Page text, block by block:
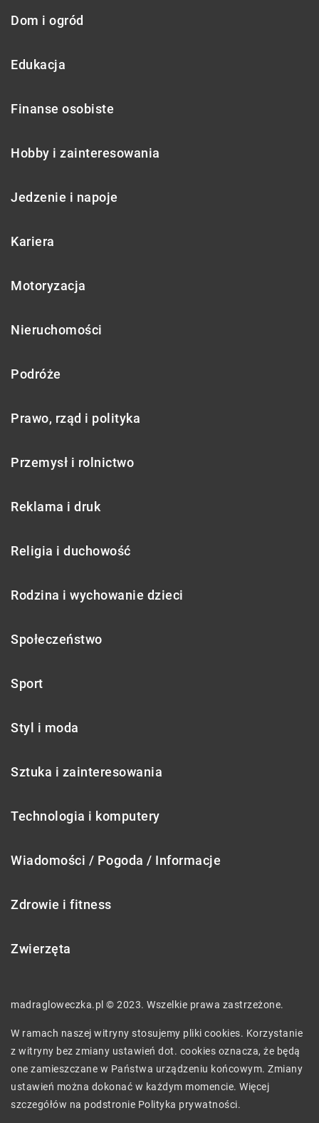
Dom i ogród
Edukacja
Finanse osobiste
Hobby i zainteresowania
Jedzenie i napoje
Kariera
Motoryzacja
Nieruchomości
Podróże
Prawo, rząd i polityka
Przemysł i rolnictwo
Reklama i druk
Religia i duchowość
Rodzina i wychowanie dzieci
Społeczeństwo
Sport
Styl i moda
Sztuka i zainteresowania
Technologia i komputery
Wiadomości / Pogoda / Informacje
Zdrowie i fitness
Zwierzęta
madragloweczka.pl © 2023. Wszelkie prawa zastrzeżone.
W ramach naszej witryny stosujemy pliki cookies. Korzystanie
z witryny bez zmiany ustawień dot. cookies oznacza, że będą
one zamieszczane w Państwa urządzeniu końcowym. Zmiany
ustawień można dokonać w każdym momencie. Więcej
szczegółów na podstronie Polityka prywatności.